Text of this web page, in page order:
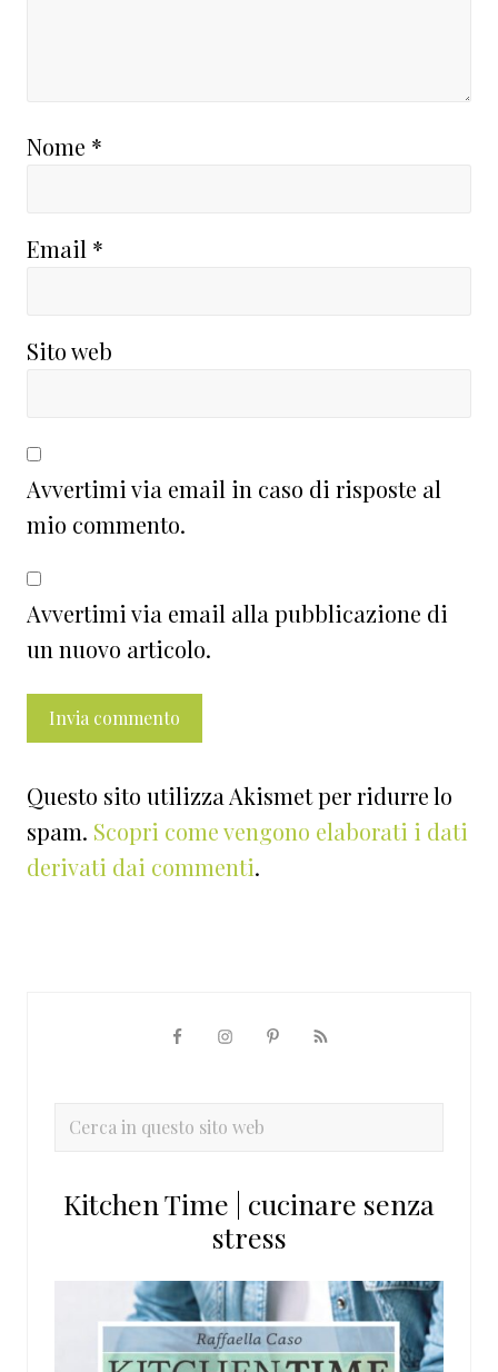
Nome *
Email *
Sito web
Avvertimi via email in caso di risposte al
mio commento.
Avvertimi via email alla pubblicazione di
un nuovo articolo.
Questo sito utilizza Akismet per ridurre lo
spam. Scopri come vengono elaborati i dati
derivati dai commenti.
primaria
Cerca
sito
Kitchen Time | cucinare senza
stress